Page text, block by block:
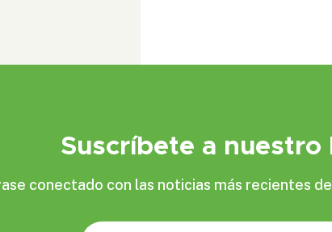
Suscríbete a
conectado con las noticias más recientes